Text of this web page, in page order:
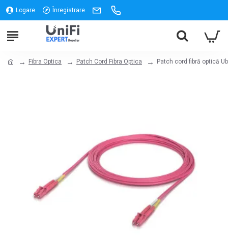
Logare Înregistrare
Fibra Optica Patch Cord Fibra Optica Patch cord fibră optică